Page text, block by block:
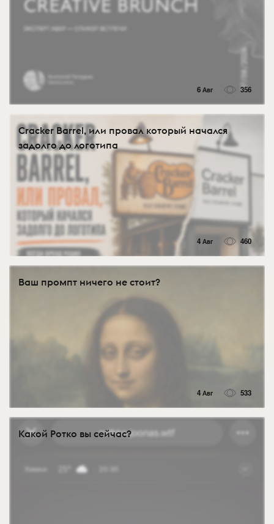
6 Авг 356
Cracker Barrel, или провал который начался
задолго до логотипа
4 Авг 460
Ваш промпт ничего не стоит?
4 Авг 533
Какой Ротко вы сейчас?